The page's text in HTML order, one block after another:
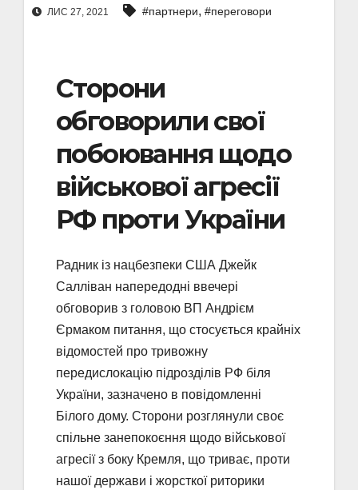
ЛИС 27, 2021 #партнери, #переговори
Сторони
обговорили свої
побоювання щодо
військової агресії
РФ проти України
Радник із нацбезпеки США Джейк
Салліван напередодні ввечері
обговорив з головою ВП Андрієм
Єрмаком питання, що стосується крайніх
відомостей про тривожну
передислокацію підрозділів РФ біля
України, зазначено в повідомленні
Білого дому. Сторони розглянули своє
спільне занепокоєння щодо військової
агресії з боку Кремля, що триває, проти
нашої держави і жорсткої риторики